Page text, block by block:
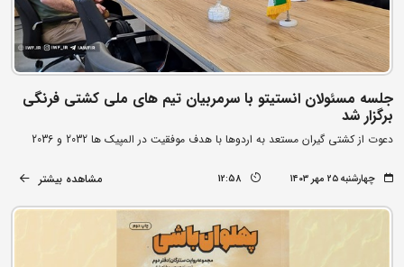
جلسه مسئولان انستیتو با سرمربیان تیم های ملی کشتی فرنگی
برگزار شد
دعوت از کشتی گیران مستعد به اردوها با هدف موفقیت در المپیک ها 2032 و 2036
چهارشنبه ۲۵ مهر ۱۴۰۳ 12:58 مشاهده بیشتر